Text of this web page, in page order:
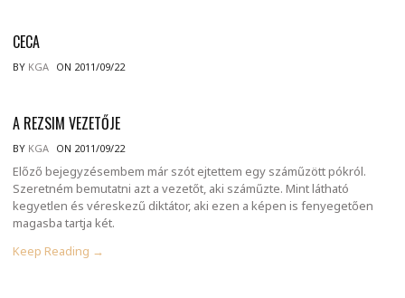
CECA
BY KGA ON 2011/09/22
A REZSIM VEZETŐJE
BY KGA ON 2011/09/22
Előző bejegyzésembem már szót ejtettem egy száműzött pókról.
Szeretném bemutatni azt a vezetőt, aki száműzte. Mint látható
kegyetlen és véreskezű diktátor, aki ezen a képen is fenyegetően
magasba tartja két.
Keep Reading →